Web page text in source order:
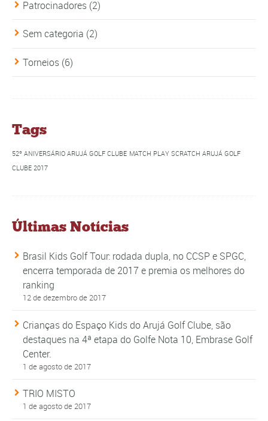
Patrocinadores (2)
Sem categoria (2)
Torneios (6)
Tags
52º ANIVERSÁRIO ARUJÁ GOLF CLUBE MATCH PLAY SCRATCH ARUJÁ GOLF
CLUBE 2017
Últimas Notícias
Brasil Kids Golf Tour: rodada dupla, no CCSP e SPGC,
encerra temporada de 2017 e premia os melhores do
ranking
12 de dezembro de 2017
Crianças do Espaço Kids do Arujá Golf Clube, são
destaques na 4ª etapa do Golfe Nota 10, Embrase Golf
Center.
1 de agosto de 2017
TRIO MISTO
1 de agosto de 2017